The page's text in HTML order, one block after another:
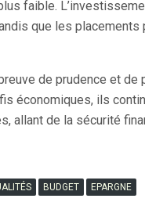
faible.
que les
de prudence et de
économiques, ils
allant de la sécurité
BUDGET EPARGNE